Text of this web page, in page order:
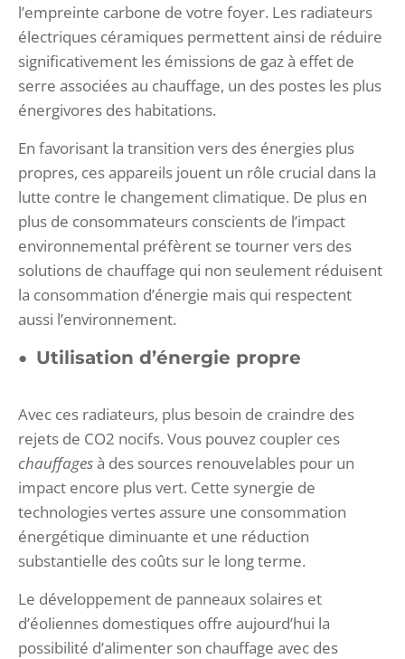
l’empreinte carbone de votre foyer. Les radiateurs
électriques céramiques permettent ainsi de réduire
significativement les émissions de gaz à effet de
serre associées au chauffage, un des postes les plus
énergivores des habitations.
En favorisant la transition vers des énergies plus
propres, ces appareils jouent un rôle crucial dans la
lutte contre le changement climatique. De plus en
plus de consommateurs conscients de l’impact
environnemental préfèrent se tourner vers des
solutions de chauffage qui non seulement réduisent
la consommation d’énergie mais qui respectent
aussi l’environnement.
Utilisation d’énergie propre
Avec ces radiateurs, plus besoin de craindre des
rejets de CO2 nocifs. Vous pouvez coupler ces
chauffagesà des sources renouvelables pour un
impact encore plus vert. Cette synergie de
technologies vertes assure une consommation
énergétique diminuante et une réduction
substantielle des coûts sur le long terme.
Le développement de panneaux solaires et
d’éoliennes domestiques offre aujourd’hui la
possibilité d’alimenter son chauffage avec des